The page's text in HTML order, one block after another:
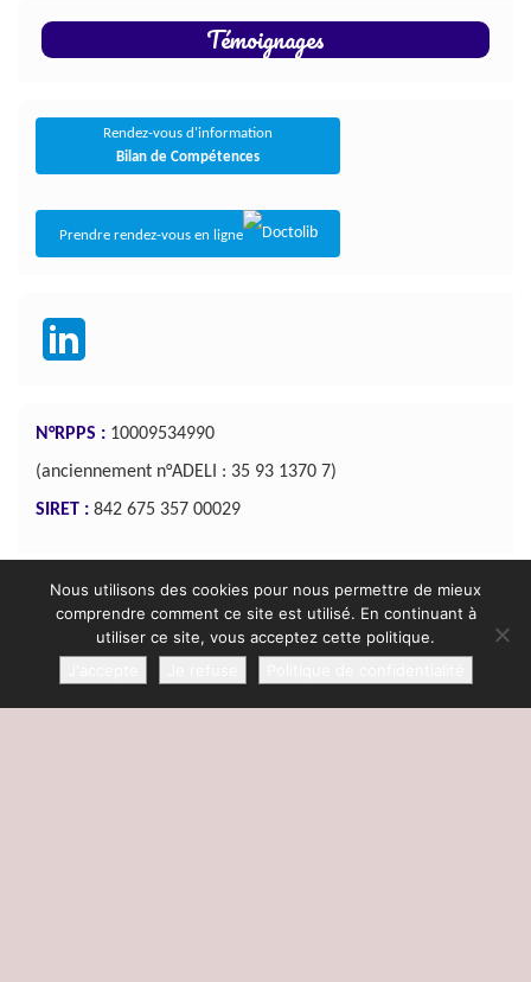
Témoignages
Rendez-vous d'information
Bilan de Compétences
Prendre rendez-vous en ligne
N°RPPS : 10009534990
(anciennement n°ADELI : 35 93 1370 7)
SIRET : 842 675 357 00029
Osez ! Ethique Mentions
Nous utilisons des cookies pour nous permettre de mieux
comprendre comment ce site est utilisé. En continuant à
utiliser ce site, vous acceptez cette politique.